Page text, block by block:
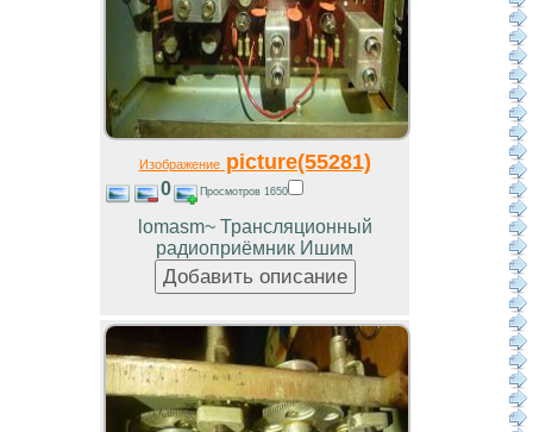
Изображениеpicture(55281)
0 Просмотров 1650
lomasm~ Трансляционный
радиоприёмник Ишим